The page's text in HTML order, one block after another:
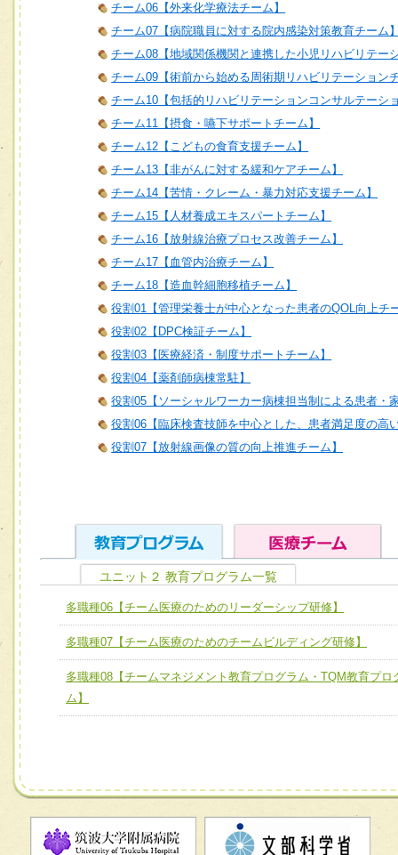
チーム06【外来化学療法チーム】
チーム07【病院職員に対する院内感染対策教育チーム
チーム08【地域関係機関と連携した小児リハビリテー
チーム09【術前から始める周術期リハビリテーション
チーム10【包括的リハビリテーションコンサルテーシ
チーム11【摂食・嚥下サポートチーム】
チーム12【こどもの食育支援チーム】
チーム13【非がんに対する緩和ケアチーム】
チーム14【苦情・クレーム・暴力対応支援チーム】
チーム15【人材養成エキスパートチーム】
チーム16【放射線治療プロセス改善チーム】
チーム17【血管内治療チーム】
チーム18【造血幹細胞移植チーム】
役割01【管理栄養士が中心となった患者のQOL向上チ
役割02【DPC検証チーム】
役割03【医療経済・制度サポートチーム】
役割04【薬剤師病棟常駐】
役割05【ソーシャルワーカー病棟担当制による患者・
役割06【臨床検査技師を中心とした、患者満足度の高
役割07【放射線画像の質の向上推進チーム】
ユニット１ 医療人としての基礎能力
全人的医療を実践する医療人として、必要な基礎能力を身
ける
ユニット２ チーム医療構成力
チーム01【病院内横断的問題解決チーム】
チーム02【地域医療連携推進による高度医療を必要とする
宅患者等支援チーム】
チーム07【病院職員に対する院内感染対策教育チーム】
ユニット２ 教育プログラム一覧
多職種06【チーム医療のためのリーダーシップ研修】
多職種07【チーム医療のためのチームビルディング研修】
多職種08【チームマネジメント教育プログラム・TQM教育プロ
ム】